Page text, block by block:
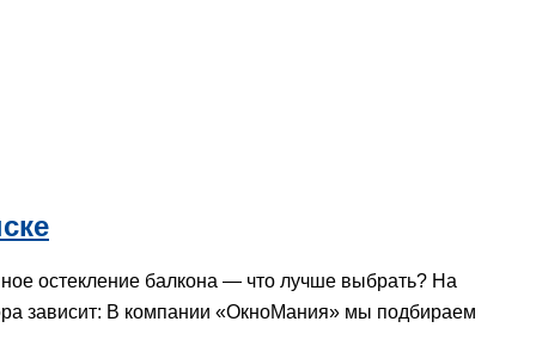
остекление балкона — что лучше выбрать? На
зависит: В компании «ОкноМания» мы подбираем